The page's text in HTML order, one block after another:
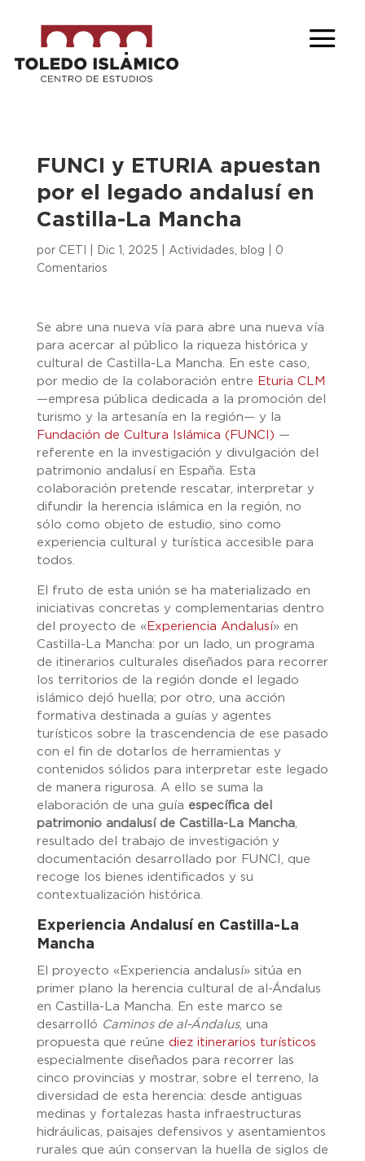
FUNCI y ETURIA apuestan
por el legado andalusí en
Castilla-La Mancha
por CETI Dic 1, 2025 Actividades, blog
0
Comentarios
Se abre una nueva vía para abre una nueva vía
para acercar al público la riqueza histórica y
cultural de Castilla-La Mancha. En este caso,
por medio de la colaboración entre Eturia CLM
—empresa pública dedicada a la promoción del
turismo y la artesanía en la región— y la
Fundación de Cultura Islámica (FUNCI) —
referente en la investigación y divulgación del
patrimonio andalusí en España. Esta
colaboración pretende rescatar, interpretar y
difundir la herencia islámica en la región, no
sólo como objeto de estudio, sino como
experiencia cultural y turística accesible para
todos.
El fruto de esta unión se ha materializado en
iniciativas concretas y complementarias dentro
del proyecto de « Experiencia Andalusí» en
Castilla-La Mancha: por un lado, un programa
de itinerarios culturales diseñados para recorrer
los territorios de la región donde el legado
islámico dejó huella; por otro, una acción
formativa destinada a guías y agentes
turísticos sobre la trascendencia de ese pasado
con el fin de dotarlos de herramientas y
contenidos sólidos para interpretar este legado
de manera rigurosa. A ello se suma la
elaboración de una guía específica del
patrimonio andalusí de Castilla-La Mancha,
resultado del trabajo de investigación y
documentación desarrollado por FUNCI, que
recoge los bienes identificados y su
contextualización histórica.
Experiencia Andalusí en Castilla-La
Mancha
El proyecto «Experiencia andalusí» sitúa en
primer plano la herencia cultural de al-Ándalus
en Castilla-La Mancha. En este marco se
desarrolló Caminos de al-Ándalus, una
propuesta que reúne diez itinerarios turísticos
especialmente diseñados para recorrer las
cinco provincias y mostrar, sobre el terreno, la
diversidad de esta herencia: desde antiguas
medinas y fortalezas hasta infraestructuras
hidráulicas, paisajes defensivos y asentamientos
rurales que aún conservan la huella de siglos de